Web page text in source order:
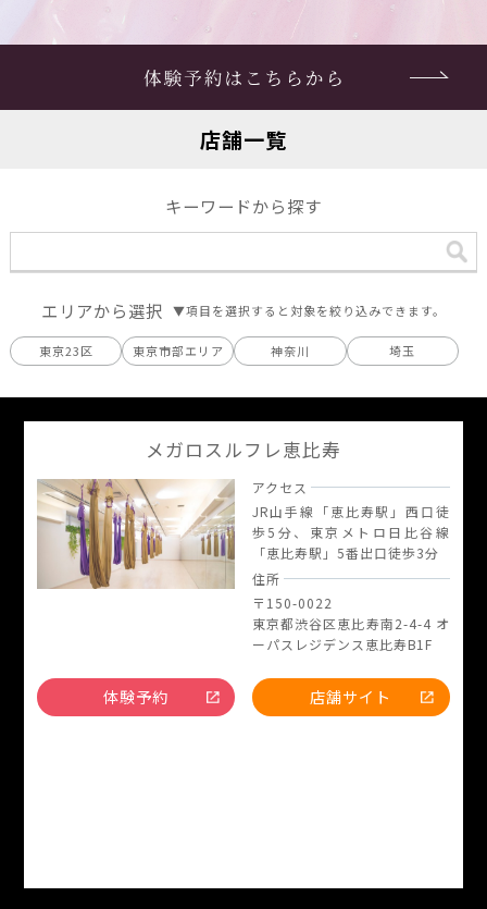
店舗一覧
キーワードから探す
エリアから選択 ▼項目を選択すると対象を絞り込みできます。
東京23区 東京市部エリア 神奈川 埼玉
メガロスルフレ恵比寿
アクセス
JR山手線「恵比寿駅」西口徒
歩5分、東京メトロ日比谷線
「恵比寿駅」5番出口徒歩3分
住所
〒150-0022
東京都渋谷区恵比寿南2-4-4 オ
ーパスレジデンス恵比寿B1F
体験予約 店舗サイト